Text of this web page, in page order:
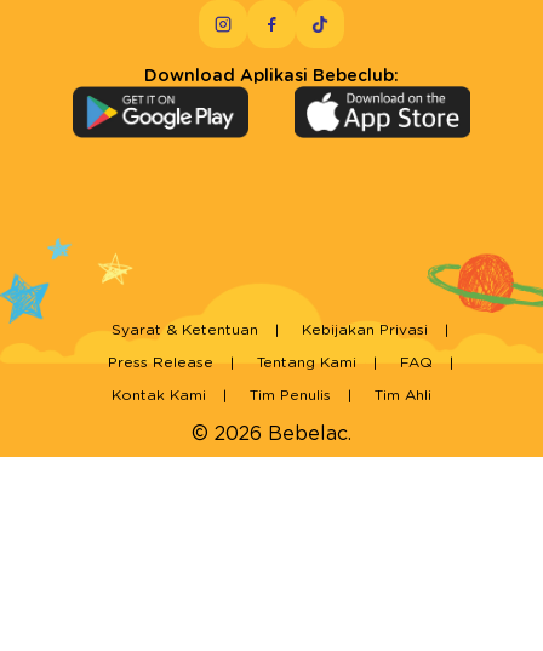
Download Aplikasi Bebeclub:
© 2026 Bebelac.
Syarat & Ketentuan Kebijakan Privasi
Press Release Tentang Kami FAQ
Kontak Kami Tim Penulis Tim Ahli